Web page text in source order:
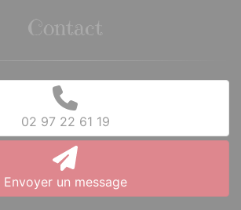
Contact
02 97 22 61 19
Envoyer un message